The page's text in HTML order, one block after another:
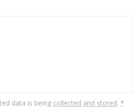
data is being collected and stored.*